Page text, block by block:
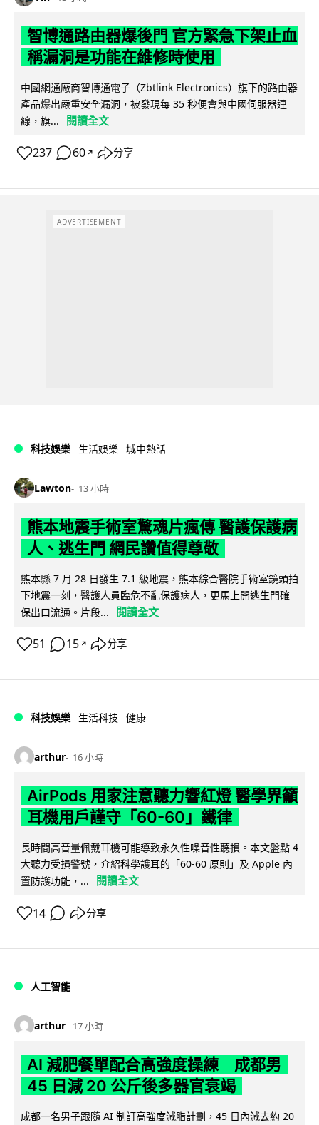
智博通路由器爆後門 官方緊急下架止血
稱漏洞是功能在維修時使用
中國網通廠商智博通電子（Zbtlink Electronics）旗下的路由器
產品爆出嚴重安全漏洞，被發現每 35 秒便會與中國伺服器連
線，旗...
閱讀全文
237 60 ↗ 分享
ADVERTISEMENT
科技娛樂 生活娛樂 城中熱話
Lawton 13 小時
熊本地震手術室驚魂片瘋傳 醫護保護病
人、逃生門 網民讚值得尊敬
熊本縣 7 月 28 日發生 7.1 級地震，熊本綜合醫院手術室鏡頭拍
下地震一刻，醫護人員臨危不亂保護病人，更馬上開逃生門確
保出口流通。片段...
閱讀全文
51 15 ↗ 分享
科技娛樂 生活科技 健康
arthur 16 小時
AirPods 用家注意聽力響紅燈 醫學界籲
耳機用戶謹守「60-60」鐵律
長時間高音量佩戴耳機可能導致永久性噪音性聽損。本文盤點 4
大聽力受損警號，介紹科學護耳的「60-60 原則」及 Apple 內
置防護功能，...
閱讀全文
14 分享
人工智能
arthur 17 小時
AI 減肥餐單配合高強度操練 成都男
45 日減 20 公斤後多器官衰竭
成都一名男子跟隨 AI 制訂高強度減脂計劃，45 日內減去約 20